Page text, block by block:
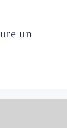
un